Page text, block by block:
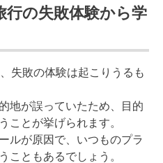
行の失敗体験から学
失敗の体験は起こりうるも
地が誤っていたため、目的
ことが挙げられます。
ルが原因で、いつものプラ
こともあるでしょう。